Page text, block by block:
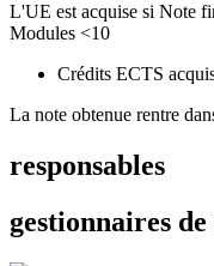
L'UE est acquise si Note
Modules <10
Crédits ECTS
La note obtenue rentre
responsables
gestionnaires